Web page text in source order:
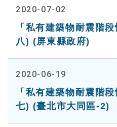
2020-07-02
「私有建築物耐震階
八) (屏東縣政府)
2020-06-19
「私有建築物耐震階
七) (臺北市大同區-2)